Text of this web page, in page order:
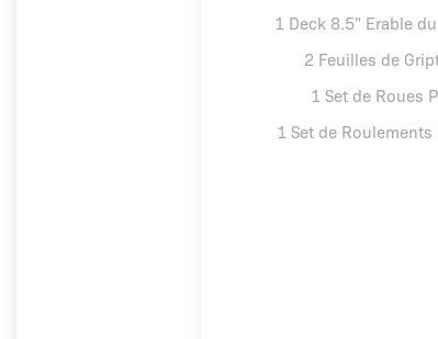
1 Deck 8.5" Erable
2 Feuilles de
1 Set de Roues
1 Set de Roulements